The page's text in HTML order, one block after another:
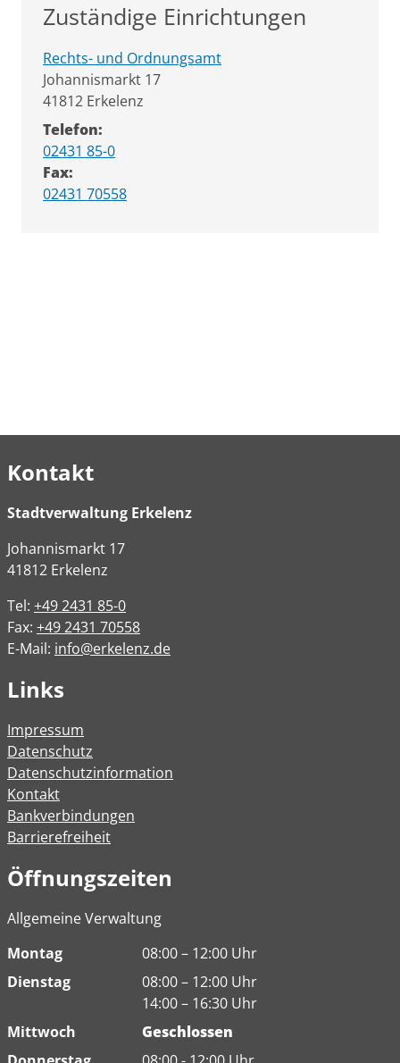
Zuständige Einrichtungen
Rechts- und Ordnungsamt
Straße:
Johannismarkt Hausnummer:
17
PLZ:
41812 Ort:
Erkelenz
Telefon:
02431 85-0
Fax:
02431 70558
Kontakt
Stadtverwaltung Erkelenz
Johannismarkt 17
41812 Erkelenz
Tel: +49 2431 85-0
Fax: +49 2431 70558
E-Mail: info@erkelenz.de
Links
Impressum
Datenschutz
Datenschutzinformation
Kontakt
Bankverbindungen
Barrierefreiheit
Öffnungszeiten
Allgemeine Verwaltung
Montag
08:00 – 12:00 Uhr
Dienstag
08:00 – 12:00 Uhr
14:00 – 16:30 Uhr
Mittwoch
Geschlossen